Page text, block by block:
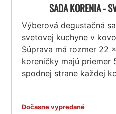
SADA KORENIA -
Výberová degustačná
svetovej kuchyne v
Súprava má rozmer 22
koreničky majú priemer
spodnej strane každej
Dočasne vypredané